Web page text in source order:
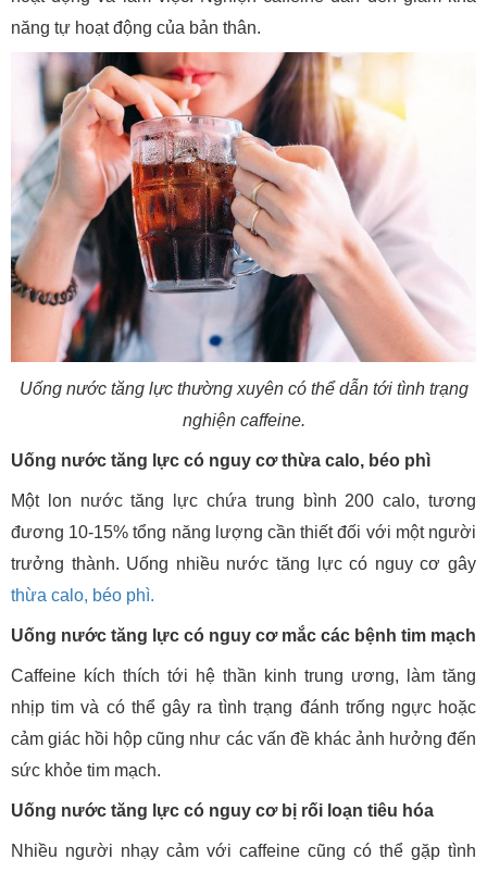
năng tự hoạt động của bản thân.
Uống nước tăng lực thường xuyên có thể dẫn tới tình trạng
nghiện caffeine.
Uống nước tăng lực có nguy cơ thừa calo, béo phì
Một lon nước tăng lực chứa trung bình 200 calo, tương
đương 10-15% tổng năng lượng cần thiết đối với một người
trưởng thành. Uống nhiều nước tăng lực có nguy cơ gây
thừa calo, béo phì.
Uống nước tăng lực có nguy cơ mắc các bệnh tim mạch
Caffeine kích thích tới hệ thần kinh trung ương, làm tăng
nhịp tim và có thể gây ra tình trạng đánh trống ngực hoặc
cảm giác hồi hộp cũng như các vấn đề khác ảnh hưởng đến
sức khỏe tim mạch.
Uống nước tăng lực có nguy cơ bị rối loạn tiêu hóa
Nhiều người nhạy cảm với caffeine cũng có thể gặp tình